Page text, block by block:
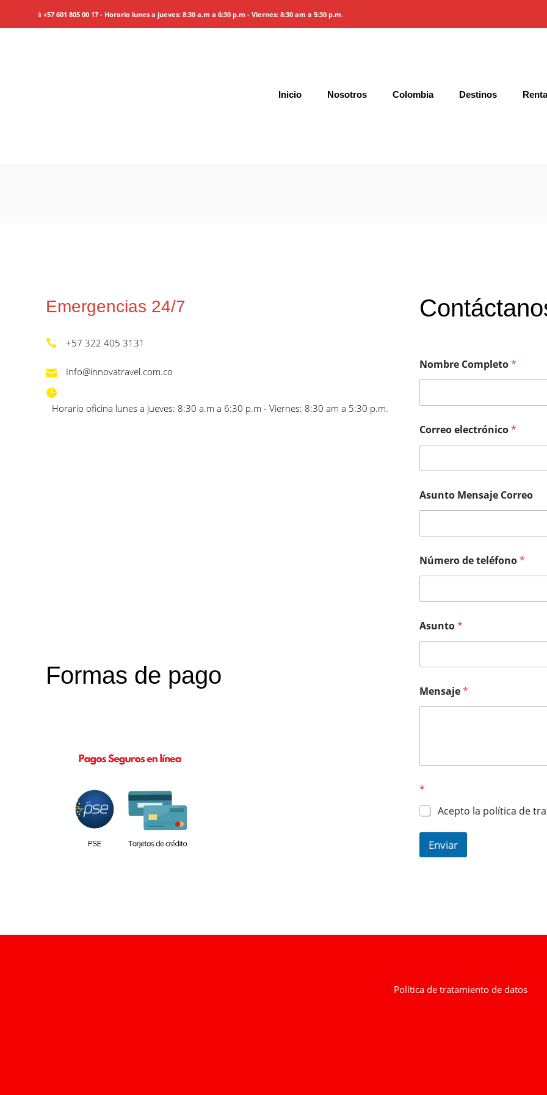
📱 +57 601 805 00 17 - Horario lunes a jueves: 8:30 a.m a 6:30 p.m - Viernes: 8:30 am a 5:30 p.m.
Inicio Nosotros Colombia Destinos
Emergencias 24/7
+57 322 405 3131
Info@innovatravel.com.co
Horario oficina lunes a jueves: 8:30 a.m a 6:30 p.m - Viernes: 8:30 am a 5:30 p.m.
Formas de pago
Nombre Completo*
Correo electrónico*
Asunto Mensaje Correo
Número de teléfono*
Asunto*
Mensaje*
*
Acepto la política de
Enviar
Política de tratamiento de datos